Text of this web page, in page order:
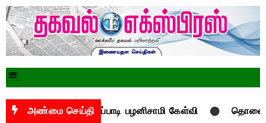
அண்மை செய்தி
எடப்பாடி பழனிசாமி கேள்வி தொலைநோக்கு